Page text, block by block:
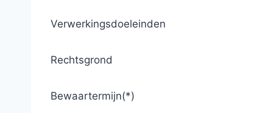
Verwerkingsdoeleinden
Rechtsgrond
Bewaartermijn(*)